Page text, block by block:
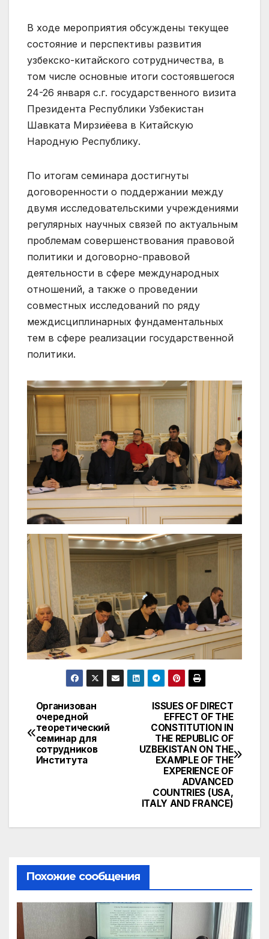
В ходе мероприятия обсуждены текущее
состояние и перспективы развития
узбекско-китайского сотрудничества, в
том числе основные итоги состоявшегося
24-26 января с.г. государственного визита
Президента Республики Узбекистан
Шавката Мирзиёева в Китайскую
Народную Республику.
По итогам семинара достигнуты
договоренности о поддержании между
двумя исследовательскими учреждениями
регулярных научных связей по актуальным
проблемам совершенствования правовой
политики и договорно-правовой
деятельности в сфере международных
отношений, а также о проведении
совместных исследований по ряду
междисциплинарных фундаментальных
тем в сфере реализации государственной
политики.
Навигация
по
записям
ISSUES OF DIRECT
EFFECT OF THE
CONSTITUTION IN
THE REPUBLIC OF
UZBEKISTAN ON THE
EXAMPLE OF THE
EXPERIENCE OF
ADVANCED
COUNTRIES (USA,
ITALY AND FRANCE)
Организован
очередной
теоретический
семинар для
сотрудников
Института
Похожие сообщения